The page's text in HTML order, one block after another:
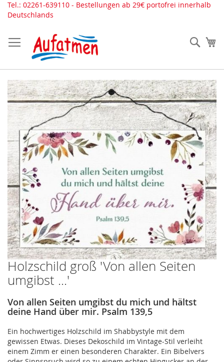
Direkt
zum
Tel.: 02261-639110 - Bestellungen ab 29€ portofrei innerhalb
Deutschlands
Holzschild groß 'Von allen Seiten
umgibst ...'
Von allen Seiten umgibst du mich und hältst
deine Hand über mir. Psalm 139,5
Ein hochwertiges Holzschild im Shabbystyle mit dem
gewissen Etwas. Dieses Dekoschild im Vintage-Stil verleiht
einem Zimm er einen besonderen Charakter. Ein Bibelvers
Zum
Ende
der
Bildergalerie
springen
Zum
Anfang
der
springen